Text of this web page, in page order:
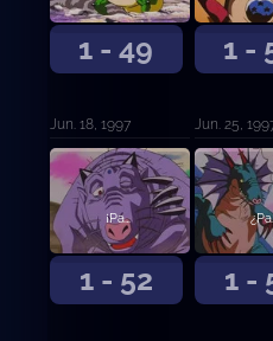
1 - 49
Jun. 18, 1997
1 -
Jun. 25,
1 - 52
¡Pan, cuidado! Vas a ser poseída por Chii Shinron
1 -